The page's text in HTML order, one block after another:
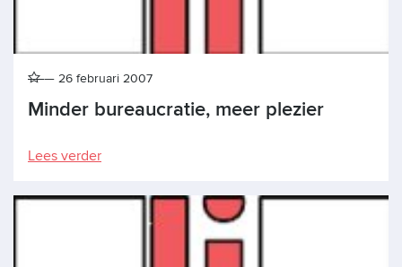
Minder bureaucratie, meer plezier
26 februari 2007
Lees verder